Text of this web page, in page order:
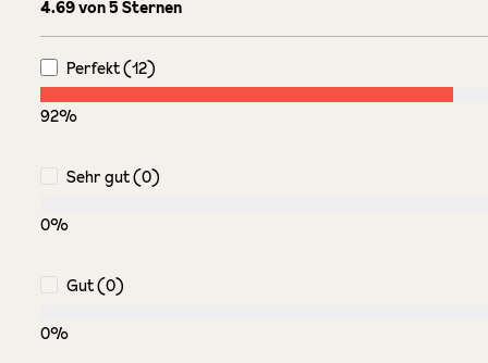
Durchschnittliche Bewertung von 4.6 von 5 Sternen
4.69 von 5 Sternen
Perfekt (12)
92%
Sehr gut (0)
0%
Gut (0)
0%